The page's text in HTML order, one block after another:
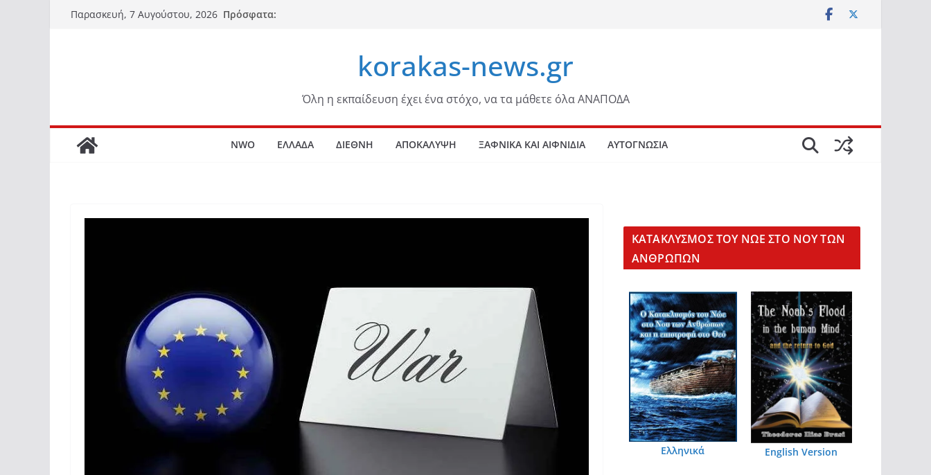
Μετάβαση
Παρασκευή, 7 Αυγούστου, 2026 Πρόσφατα:
korakas-news.gr
Όλη η εκπαίδευση έχει ένα στόχο, να τα μάθετε όλα ΑΝΑΠΟΔΑ
NWO ΕΛΛΑΔΑ ΔΙΕΘΝΗ ΑΠΟΚΑΛΥΨΗ ΞΑΦΝΙΚΑ ΚΑΙ ΑΙΦΝΙΔΙΑ ΑΥΤΟΓΝΩΣΙΑ
KΑΤΑΚΛΥΣΜΟΣ ΤΟΥ ΝΩΕ ΣΤΟ ΝΟΥ ΤΩΝ
ΑΝΘΡΩΠΩΝ
Ελληνικά English Version